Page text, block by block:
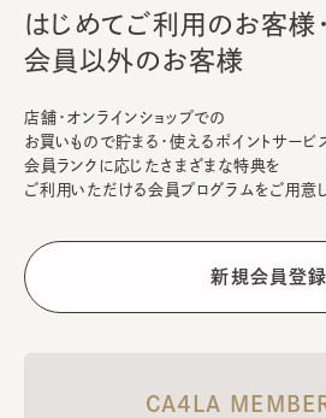
はじめてご利用のお客様・
会員以外のお客様
店舗・オンラインショップでの
お買いもので貯まる・使えるポイントサービス
会員ランクに応じたさまざまな特典を
ご利用いただける会員プログラムをご用意
CA4LA